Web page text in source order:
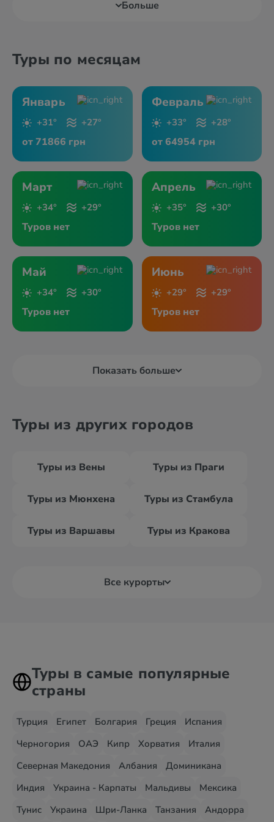
Больше
Туры по месяцам
Январь
+31° +27°
от 71866 грн
Февраль
+33° +28°
от 64954 грн
Март
+34° +29°
Туров нет
Апрель
+35° +30°
Туров нет
Май
+34° +30°
Туров нет
Июнь
+29° +29°
Туров нет
Показать больше
Туры из других городов
Туры из Вены Туры из Праги
Туры из Мюнхена Туры из Стамбула
Туры из Варшавы Туры из Кракова
Все курорты
Туры в самые популярные
страны
Турция Египет Болгария Греция
Испания
Черногория
ОАЭ Кипр Хорватия
Италия
Северная Македония
Албания
Доминикана
Индия
Украина - Карпаты Мальдивы
Мексика
Тунис
Украина Шри-Ланка Танзания
Андорра